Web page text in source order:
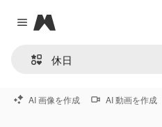
Close menu
Magnific
AI 画像を作成 AI 動画を作成